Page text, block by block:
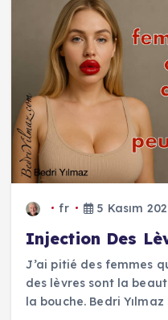
fr 5 Kasım
Injection Des
J’ai pitié des femmes
des lèvres sont la
la bouche. Bedri Yılmaz